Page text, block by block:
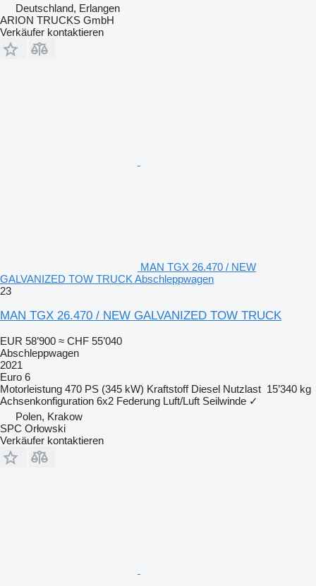
Deutschland, Erlangen
ARION TRUCKS GmbH
Verkäufer kontaktieren
MAN TGX 26.470 / NEW
GALVANIZED TOW TRUCK Abschleppwagen
23
MAN TGX 26.470 / NEW GALVANIZED TOW TRUCK
EUR 58’900 ≈ CHF 55’040
Abschleppwagen
2021
Euro 6
Motorleistung 470 PS (345 kW) Kraftstoff Diesel Nutzlast 15’340 kg
Achsenkonfiguration 6x2 Federung Luft/Luft Seilwinde ✓
Polen, Krakow
SPC Orłowski
Verkäufer kontaktieren